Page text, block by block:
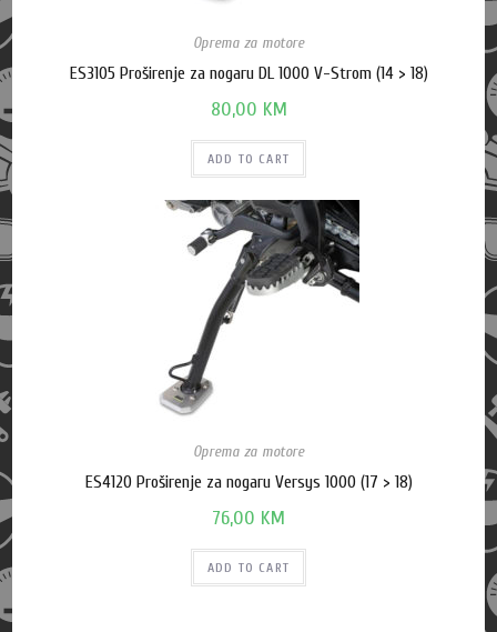
Oprema za motore
ES3105 Proširenje za nogaru DL 1000 V-Strom (14 > 18)
80,00 KM
ADD TO CART
Oprema za motore
ES4120 Proširenje za nogaru Versys 1000 (17 > 18)
76,00 KM
ADD TO CART